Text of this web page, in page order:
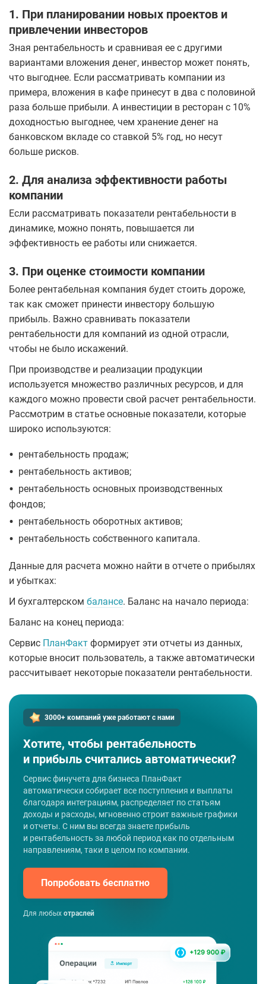
1. При планировании новых проектов и
привлечении инвесторов
Зная рентабельность и сравнивая ее с другими
вариантами вложения денег, инвестор может понять,
что выгоднее. Если рассматривать компании из
примера, вложения в кафе принесут в два с половиной
раза больше прибыли. А инвестиции в ресторан с 10%
доходностью выгоднее, чем хранение денег на
банковском вкладе со ставкой 5% год, но несут
больше рисков.
2. Для анализа эффективности работы
компании
Если рассматривать показатели рентабельности в
динамике, можно понять, повышается ли
эффективность ее работы или снижается.
3. При оценке стоимости компании
Более рентабельная компания будет стоить дороже,
так как сможет принести инвестору большую
прибыль. Важно сравнивать показатели
рентабельности для компаний из одной отрасли,
чтобы не было искажений.
При производстве и реализации продукции
используется множество различных ресурсов, и для
каждого можно провести свой расчет рентабельности.
Рассмотрим в статье основные показатели, которые
широко используются:
• рентабельность продаж;
• рентабельность активов;
• рентабельность основных производственных
фондов;
• рентабельность оборотных активов;
• рентабельность собственного капитала.
Данные для расчета можно найти в отчете о прибылях
и убытках:
И бухгалтерском балансе. Баланс на начало периода:
Баланс на конец периода:
Сервис ПланФакт формирует эти отчеты из данных,
которые вносит пользователь, а также автоматически
рассчитывает некоторые показатели рентабельности.
3000+ компаний уже работают с нами
Хотите, чтобы рентабельность
и прибыль считались автоматически?
Сервис финучета для бизнеса ПланФакт
автоматически собирает все поступления и выплаты
благодаря интеграциям, распределяет по статьям
доходы и расходы, мгновенно строит важные графики
и отчеты. С ним вы всегда знаете прибыль
и рентабельность за любой период как по отдельным
направлениям, таки в целом по компании.
Попробовать бесплатно
Для любых отраслей